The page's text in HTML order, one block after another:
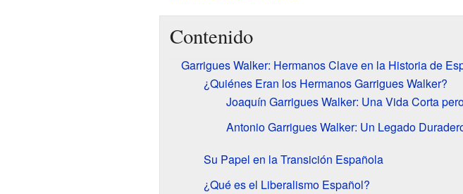
Contenido
Garrigues Walker: Hermanos Clave en la Historia de
¿Quiénes Eran los Hermanos Garrigues Walker?
Joaquín Garrigues Walker: Una Vida Corta
Antonio Garrigues Walker: Un Legado
Su Papel en la Transición Española
¿Qué es el Liberalismo Español?